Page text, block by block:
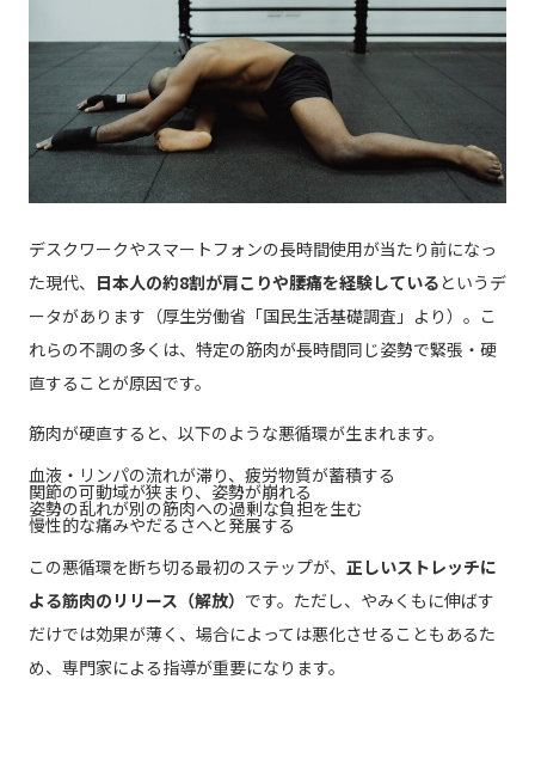
デスクワークやスマートフォンの長時間使用が当たり前になっ
た現代、 日本人の約8割が肩こりや腰痛を経験しているというデ
ータがあります（厚生労働省「国民生活基礎調査」より）。こ
れらの不調の多くは、特定の筋肉が長時間同じ姿勢で緊張・硬
直することが原因です。
筋肉が硬直すると、以下のような悪循環が生まれます。
血液・リンパの流れが滞り、疲労物質が蓄積する
関節の可動域が狭まり、姿勢が崩れる
姿勢の乱れが別の筋肉への過剰な負担を生む
慢性的な痛みやだるさへと発展する
この悪循環を断ち切る最初のステップが、 正しいストレッチに
よる筋肉のリリース（解放） です。ただし、やみくもに伸ばす
だけでは効果が薄く、場合によっては悪化させることもあるた
め、専門家による指導が重要になります。